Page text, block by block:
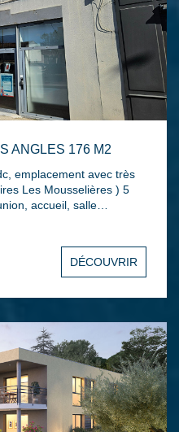
ANGLES 176 M2
emplacement avec très
Les Mousselières ) 5
accueil, salle
DÉCOUVRIR